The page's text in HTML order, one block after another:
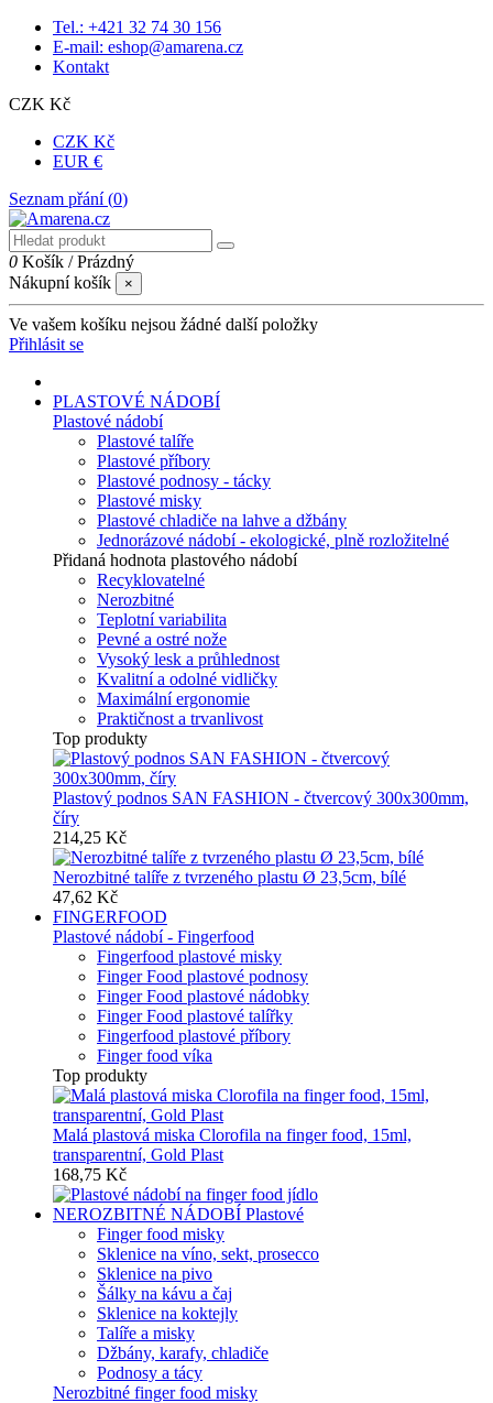
Tel.: +421 32 74 30 156
E-mail: eshop@amarena.cz
Kontakt
CZK Kč
CZK Kč
EUR €
Seznam přání (0)
0 Košík /Prázdný
Nákupní košík
×
Ve vašem košíku nejsou žádné další položky
Přihlásit se
PLASTOVÉ NÁDOBÍ
Plastové nádobí
Plastové talíře
Plastové příbory
Plastové podnosy - tácky
Plastové misky
Plastové chladiče na lahve a džbány
Jednorázové nádobí - ekologické, plně rozložitelné
Přidaná hodnota plastového nádobí
Recyklovatelné
Nerozbitné
Teplotní variabilita
Pevné a ostré nože
Vysoký lesk a průhlednost
Kvalitní a odolné vidličky
Maximální ergonomie
Praktičnost a trvanlivost
Top produkty
Plastový podnos SAN FASHION - čtvercový 300x300mm,
číry
214,25 Kč
Nerozbitné talíře z tvrzeného plastu Ø 23,5cm, bílé
47,62 Kč
FINGERFOOD
Plastové nádobí - Fingerfood
Fingerfood plastové misky
Finger Food plastové podnosy
Finger Food plastové nádobky
Finger Food plastové talířky
Fingerfood plastové příbory
Finger food víka
Top produkty
Malá plastová miska Clorofila na finger food, 15ml,
transparentní, Gold Plast
168,75 Kč
NEROZBITNÉ NÁDOBÍ Plastové
Finger food misky
Sklenice na víno, sekt, prosecco
Sklenice na pivo
Šálky na kávu a čaj
Sklenice na koktejly
Talíře a misky
Džbány, karafy, chladiče
Podnosy a tácy
Nerozbitné finger food misky